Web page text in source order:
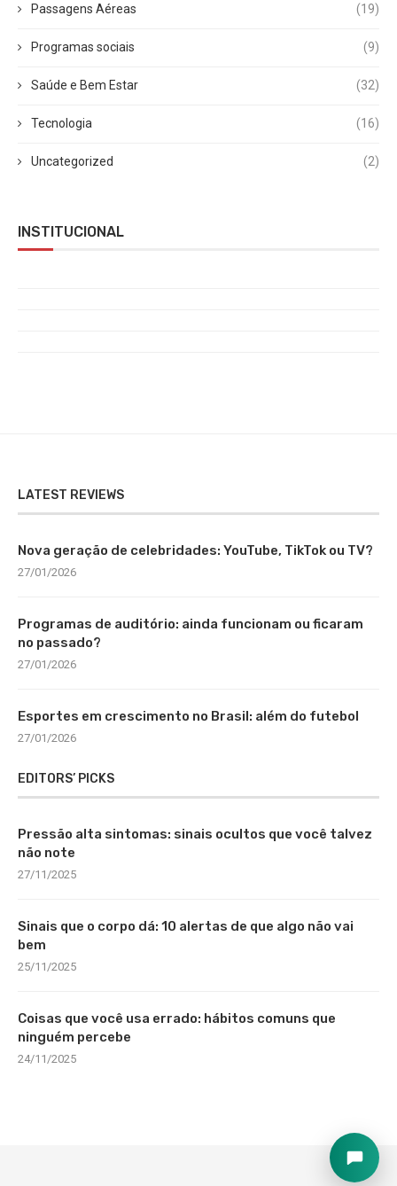
Passagens Aéreas (19)
Programas sociais (9)
Saúde e Bem Estar (32)
Tecnologia (16)
Uncategorized (2)
INSTITUCIONAL
LATEST REVIEWS
Nova geração de celebridades: YouTube, TikTok ou TV?
27/01/2026
Programas de auditório: ainda funcionam ou ficaram
no passado?
27/01/2026
Esportes em crescimento no Brasil: além do futebol
27/01/2026
EDITORS’ PICKS
Pressão alta sintomas: sinais ocultos que você talvez
não note
27/11/2025
Sinais que o corpo dá: 10 alertas de que algo não vai
bem
25/11/2025
Coisas que você usa errado: hábitos comuns que
ninguém percebe
24/11/2025